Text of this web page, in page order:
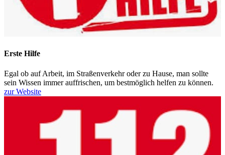
Erste Hilfe
Egal ob auf Arbeit, im Straßenverkehr oder zu Hause, man sollte
sein Wissen immer auffrischen, um bestmöglich helfen zu können.
zur Website